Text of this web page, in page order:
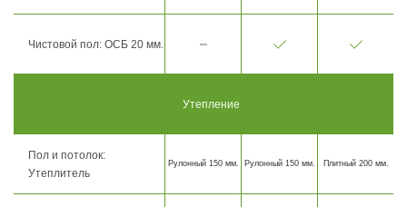
Чистовой пол: ОСБ 20 мм.
Утепление
Пол и потолок:
Утеплитель
Рулонный 150 мм. Рулонный 150 мм. Плитный 200 мм.